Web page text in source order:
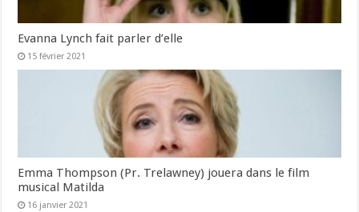
Evanna Lynch fait parler d’elle
15 février 2021
Emma Thompson (Pr. Trelawney) jouera dans le film
musical Matilda
16 janvier 2021